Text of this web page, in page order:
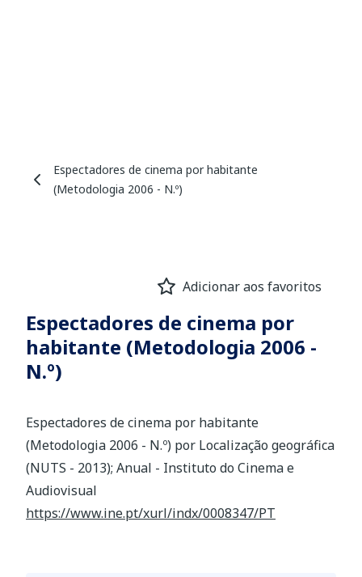
Espectadores de cinema por habitante
(Metodologia 2006 - N.º)
Adicionar aos favoritos
Espectadores de cinema por
habitante (Metodologia 2006 -
N.º)
Espectadores de cinema por habitante
(Metodologia 2006 - N.º) por Localização geográfica
(NUTS - 2013); Anual - Instituto do Cinema e
Audiovisual
https://www.ine.pt/xurl/indx/0008347/PT